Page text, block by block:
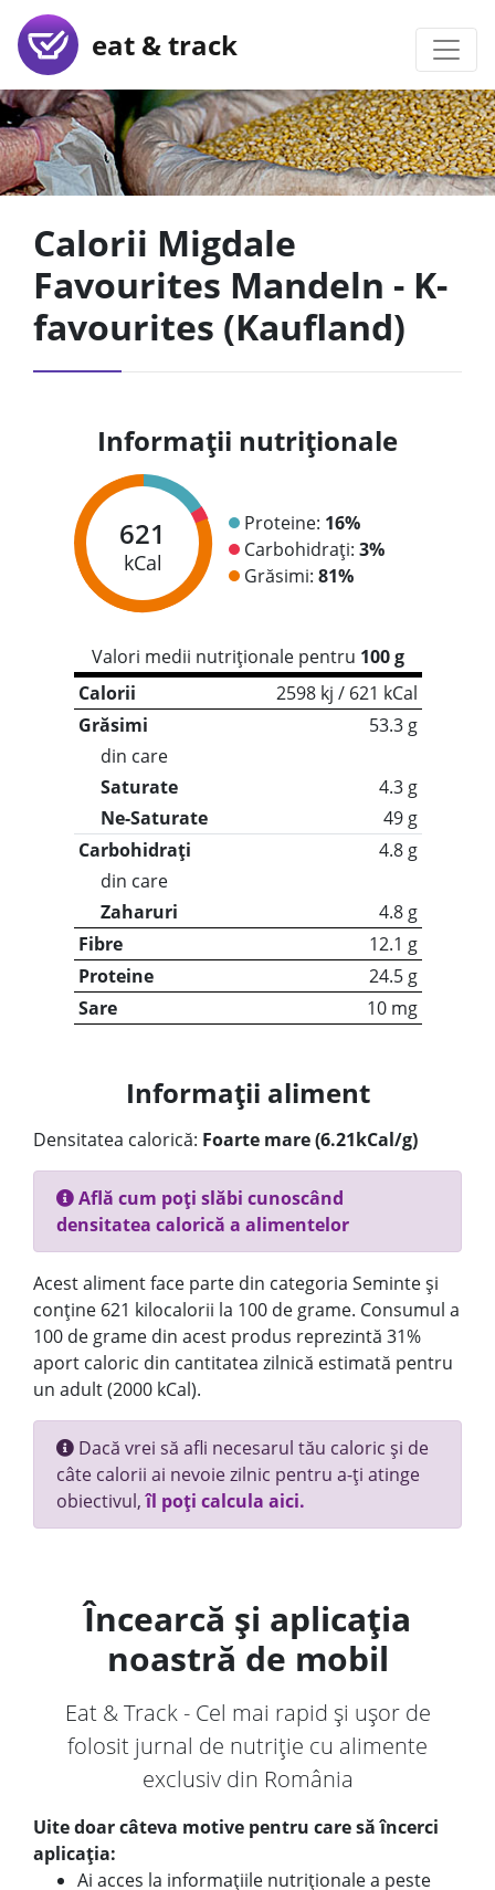
eat & track
Calorii Migdale
Favourites Mandeln - K-
favourites (Kaufland)
Informații nutriționale
621
kCal
Proteine: 16%
Carbohidrați: 3%
Grăsimi: 81%
Valori medii nutriționale pentru 100 g
Calorii
2598 kj / 621 kCal
Grăsimi
53.3 g
din care
Saturate
4.3 g
Ne-Saturate
49 g
Carbohidrați
4.8 g
din care
Zaharuri
4.8 g
Fibre
12.1 g
Proteine
24.5 g
Sare
10 mg
Informații aliment
Densitatea calorică: Foarte mare (6.21kCal/g)
Află cum poți slăbi cunoscând
densitatea calorică a alimentelor
Acest aliment face parte din categoria Seminte și
conține 621 kilocalorii la 100 de grame. Consumul a
100 de grame din acest produs reprezintă 31%
aport caloric din cantitatea zilnică estimată pentru
un adult (2000 kCal).
Dacă vrei să afli necesarul tău caloric și de
câte calorii ai nevoie zilnic pentru a-ți atinge
obiectivul,îl poți calcula aici.
Încearcă și aplicația
noastră de mobil
Eat & Track - Cel mai rapid și ușor de
folosit jurnal de nutriție cu alimente
exclusiv din România
Uite doar câteva motive pentru care să încerci
aplicația:
Ai acces la informațiile nutriționale a peste